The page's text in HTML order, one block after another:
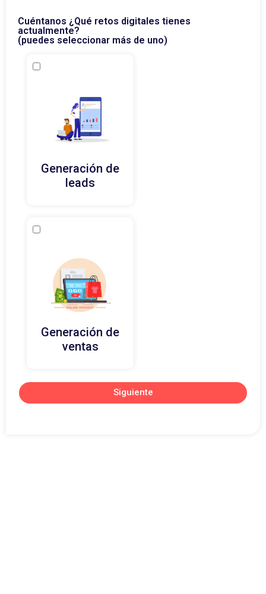
Cuéntanos ¿Qué retos digitales tienes
actualmente?
(puedes seleccionar más de uno)
Generación de
leads
Generación de
ventas
Siguiente